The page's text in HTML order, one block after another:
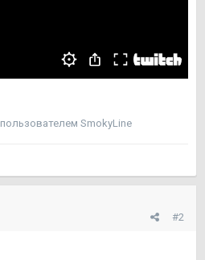
пользователем SmokyLine
#2